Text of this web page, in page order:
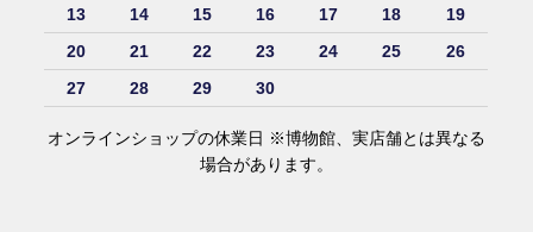
13
14 15 16 17 18
19
20
21 22 23 24 25
26
27
28 29 30
オンラインショップの休業日 ※博物館、実店舗とは異なる
場合があります。